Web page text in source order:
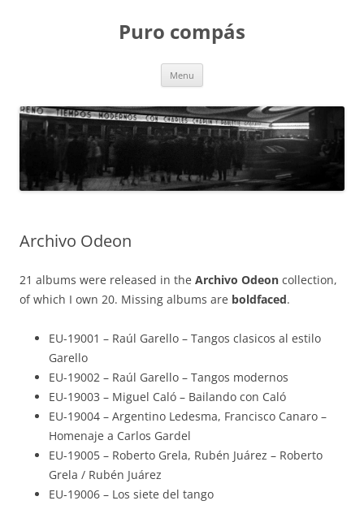
Puro compás
Menu
Archivo Odeon
21 albums were released in the Archivo Odeon collection,
of which I own 20. Missing albums are boldfaced.
EU-19001 – Raúl Garello – Tangos clasicos al estilo
Garello
EU-19002 – Raúl Garello – Tangos modernos
EU-19003 – Miguel Caló – Bailando con Caló
EU-19004 – Argentino Ledesma, Francisco Canaro –
Homenaje a Carlos Gardel
EU-19005 – Roberto Grela, Rubén Juárez – Roberto
Grela / Rubén Juárez
EU-19006 – Los siete del tango